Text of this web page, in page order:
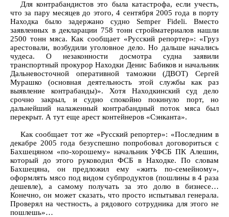
Для контрабандистов это была катастрофа, если учесть,
что за пару месяцев до этого, 4 сентября 2005 года в порту
Находка было задержано судно Semper Fideli. Вместо
заявленных в декларации 758 тонн стройматериалов нашли
2500 тонн мяса. Как сообщает «Русский репортер»: «Груз
арестовали, возбудили уголовное дело. Но дальше начались
чудеса. О незаконности досмотра судна заявили
транспортный прокурор Находки Денис Бабиков и начальник
Дальневосточной оперативной таможни (ДВОТ) Сергей
Мурашко (основная деятельность этой службы как раз
выявление контрабанды)». Хотя Находкинский суд дело
срочно закрыл, и судно спокойно покинуло порт, но
дальнейший налаженный контрабандный поток мяса был
перекрыт. А тут еще арест контейнеров «Сэнканта».
Как сообщает тот же «Русский репортер»: «Последним в
декабре 2005 года безуспешно попробовал договориться с
Бахшецяном «по-хорошему» начальник УФСБ ПК Алешин,
который до этого руководил ФСБ в Находке. По словам
Бахшецяна, он предложил ему «жить по-семейному»,
оформлять мясо под видом субпродуктов (пошлины в 4 раза
дешевле), а самому получать за это долю в бизнесе…
Конечно, он может сказать, что просто испытывал генерала.
Проверял на честность, а рядового сотрудника для этого не
пошлешь»…